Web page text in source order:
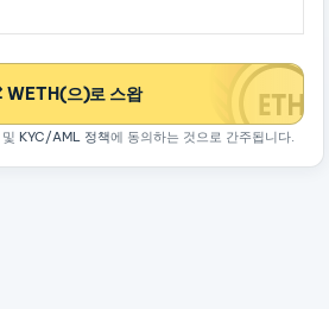
WETH(으)로 스왑
및 KYC/AML 정책에 동의하는 것으로 간주됩니다.